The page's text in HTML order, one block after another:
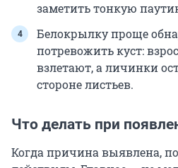
заметить тонкую
Белокрылку проще
потревожить куст:
взлетают, а личинки
стороне листьев.
Что делать при
Когда причина выявлена,